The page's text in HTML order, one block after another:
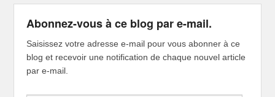
Abonnez-vous à ce blog par e-mail.
Saisissez votre adresse e-mail pour vous abonner à ce
blog et recevoir une notification de chaque nouvel article
par e-mail.